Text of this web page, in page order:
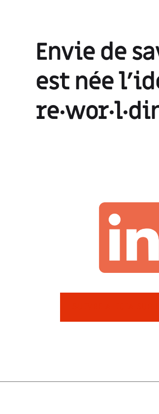
Envie de
est née